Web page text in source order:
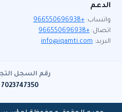
الدعم
واتساب: +966550696938
اتصال: +966550696938
البريد: info@iqamti.com
رقم السجل
7023747350